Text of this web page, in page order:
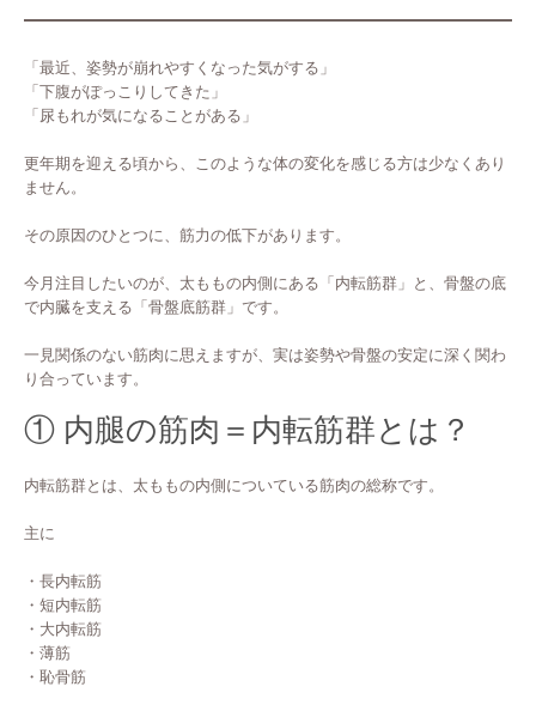
「最近、姿勢が崩れやすくなった気がする」
「下腹がぽっこりしてきた」
「尿もれが気になることがある」
更年期を迎える頃から、このような体の変化を感じる方は少なくあり
ません。
その原因のひとつに、筋力の低下があります。
今月注目したいのが、太ももの内側にある「内転筋群」と、骨盤の底
で内臓を支える「骨盤底筋群」です。
一見関係のない筋肉に思えますが、実は姿勢や骨盤の安定に深く関わ
り合っています。
① 内腿の筋肉＝内転筋群とは？
内転筋群とは、太ももの内側についている筋肉の総称です。
主に
・長内転筋
・短内転筋
・大内転筋
・薄筋
・恥骨筋